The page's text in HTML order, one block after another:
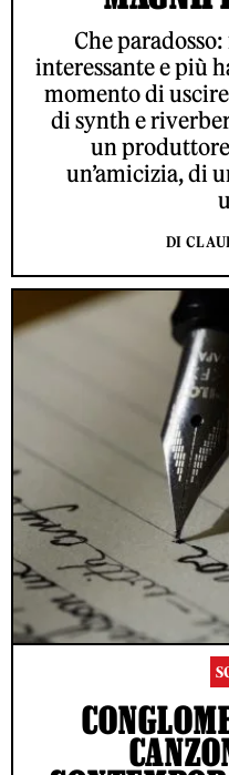
Che
interessante e più
momento di
di synth e
un
un’amicizia, di
DI